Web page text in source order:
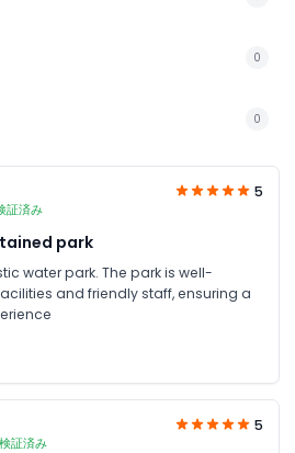
0
0
証済み
5
park
water park. The park is well-
and friendly staff, ensuring a
検証済み
5